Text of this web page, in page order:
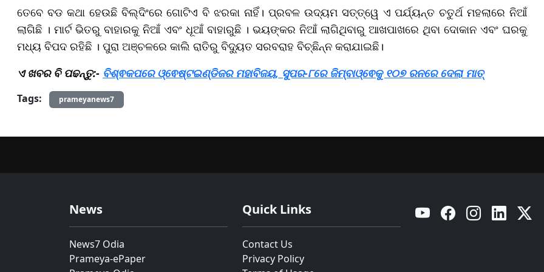
ତେବେ ବଡ କଥା ହେଉଛି ବିଲ୍ଦିଂରେ ଗୋଟିଏ ବି ଝରକା ନାହିଁ। ପ୍ରବଳ ଉଦ୍ୟମ ସତ୍ତ୍ୱେ ଏ ପର୍ଯ୍ୟନ୍ତ ଚତୁର୍ଥ ମହଲାରେ ନିଆଁ
ଲାଗିଛି । ମାର୍ଟ ଭିତରୁ ବାହାରକୁ ନିଆଁ ଏବଂ ଧୂଆଁ ବାହାରୁଛି । ଭୟଙ୍କର ନିଆଁ ଲାଗିଥିବାରୁ ଆଖପାଖରେ ଥିବା ଦୋକାନ ଏବଂ ଘରକୁ
ମଧ୍ୟ ବିପଦ ରହିଛି । ପୁରା ଅଞ୍ଚଳରେ କାଲି ରାତିରୁ ବିଦ୍ୟୁତ ସରବରାହ ବିଚ୍ଛିନ୍ନ କରାଯାଇଛି।
ଏ ଖବର ବି ପଢନ୍ତୁ:- ବିଶ୍ଵକପରେ ଓ୍ଵେଷ୍ଟଇଣ୍ଡିଜର ମହାବିଜୟ, ସୁପର-୮ରେ ଜିମ୍ବାଓ୍ଵେକୁ ୧୦୭ ରନରେ ଦେଲା ମାତ୍
Tags: prameyanews7
News
News7 Odia
Prameya-ePaper
Quick Links
Contact Us
Privacy Policy
YouTube Facebook Instagram